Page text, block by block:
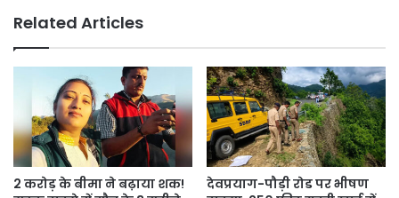
ममता
सरकार
ने
Related Articles
2 करोड़ के बीमा ने बढ़ाया शक!
देवप्रयाग-पौड़ी रोड पर भीषण